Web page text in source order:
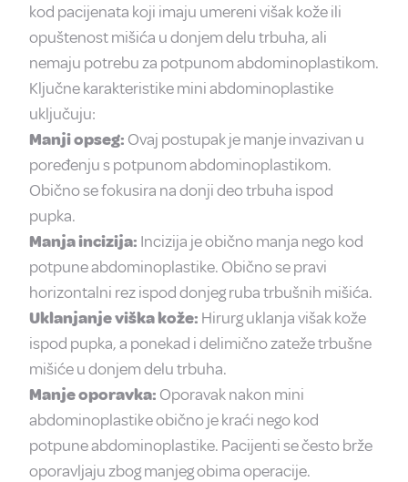
kod pacijenata koji imaju umereni višak kože ili
opuštenost mišića u donjem delu trbuha, ali
nemaju potrebu za potpunom abdominoplastikom.
Ključne karakteristike mini abdominoplastike
uključuju:
Manji opseg: Ovaj postupak je manje invazivan u
poređenju s potpunom abdominoplastikom.
Obično se fokusira na donji deo trbuha ispod
pupka.
Manja incizija: Incizija je obično manja nego kod
potpune abdominoplastike. Obično se pravi
horizontalni rez ispod donjeg ruba trbušnih mišića.
Uklanjanje viška kože: Hirurg uklanja višak kože
ispod pupka, a ponekad i delimično zateže trbušne
mišiće u donjem delu trbuha.
Manje oporavka: Oporavak nakon mini
abdominoplastike obično je kraći nego kod
potpune abdominoplastike. Pacijenti se često brže
oporavljaju zbog manjeg obima operacije.